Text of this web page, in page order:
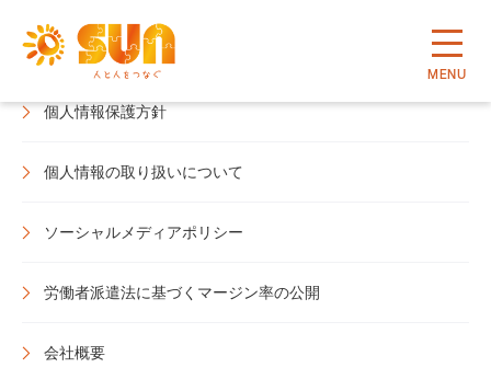
MENU
情報セキュリティ方針
個人情報保護方針
個人情報の取り扱いについて
ソーシャルメディアポリシー
労働者派遣法に基づくマージン率の公開
会社概要